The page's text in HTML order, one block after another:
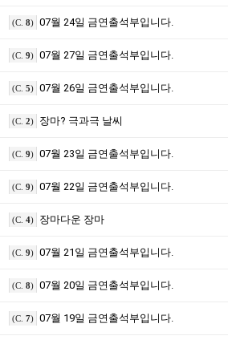
(C. 8) 07월 24일 금연출석부입니다.
(C. 9) 07월 27일 금연출석부입니다.
(C. 5) 07월 26일 금연출석부입니다.
(C. 2) 장마? 극과극 날씨
(C. 9) 07월 23일 금연출석부입니다.
(C. 9) 07월 22일 금연출석부입니다.
(C. 4) 장마다운 장마
(C. 9) 07월 21일 금연출석부입니다.
(C. 8) 07월 20일 금연출석부입니다.
(C. 7) 07월 19일 금연출석부입니다.